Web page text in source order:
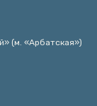
(м. «Арбатская»)